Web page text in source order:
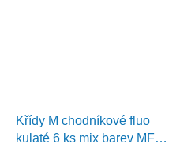
Křídy M chodníkové fluo
kulaté 6 ks mix barev MFP